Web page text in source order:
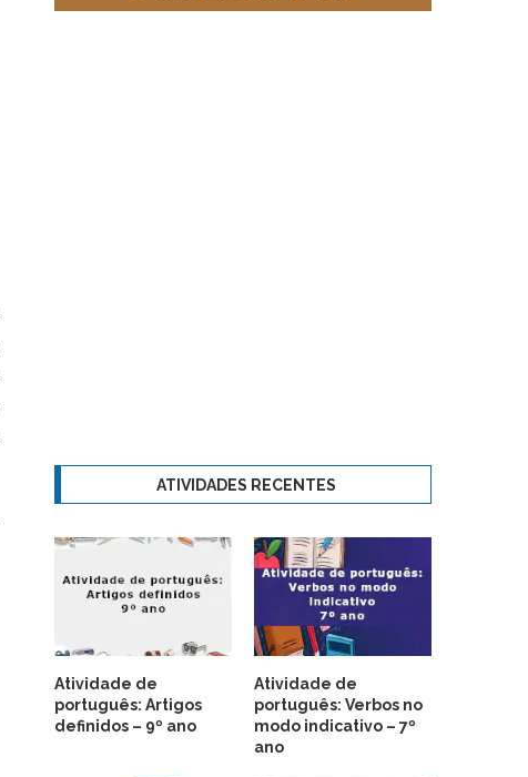
ATIVIDADES RECENTES
Atividade de
português: Artigos
definidos – 9º ano
Atividade de
português: Verbos no
modo indicativo – 7º
ano